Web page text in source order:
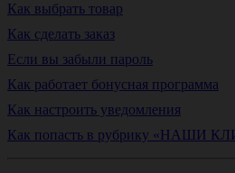
Как выбрать товар
Как сделать заказ
Если вы забыли пароль
Как работает бонусная программа
Как настроить уведомления
Как попасть в рубрику «НАШИ